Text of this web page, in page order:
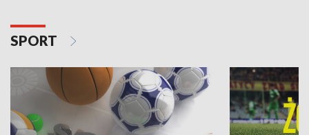
SPORT